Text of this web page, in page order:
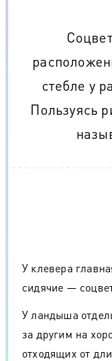
стебле у
Пользуясь
У клевера
сидячие —
У ландыша
за другим на
отходящих от